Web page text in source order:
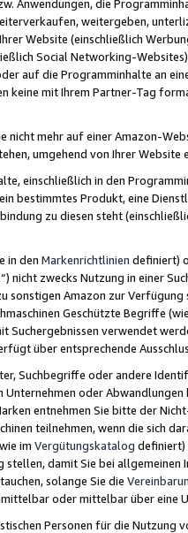
Anwendungen, die
weitergeben,
Website (einschließlich
Social Networking-
auf die Programminhalte an
keine mit Ihrem Partner-Tag
nicht mehr auf einer Amazon-
umgehend von Ihrer
einschließlich in den
bestimmtes Produkt, eine
zu diesen steht
in den Markenrichtlinien definiert)
nicht zwecks Nutzung in einer
sonstigen Amazon zur
Geschützte Begriffe
Suchergebnissen verwendet
über entsprechende
Suchbegriffe oder andere
Unternehmen oder
entnehmen Sie bitte der
teilnehmen, wenn die sich
im Vergütungskatalog definiert)
stellen, damit Sie bei
solange Sie die
oder mittelbar über eine
Personen für die Nutzung